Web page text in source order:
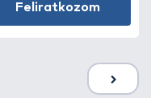
Feliratkozom